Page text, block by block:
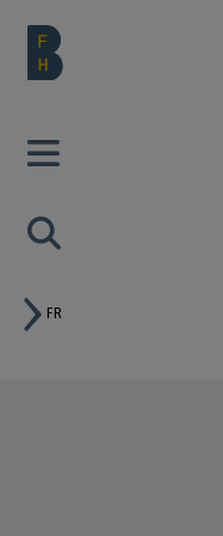
FR